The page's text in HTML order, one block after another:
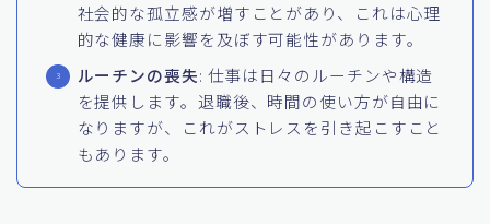
社会的な孤立感が増すことがあり、これは心理
的な健康に影響を及ぼす可能性があります。
ルーチンの喪失: 仕事は日々のルーチンや構造
を提供します。退職後、時間の使い方が自由に
なりますが、これがストレスを引き起こすこと
もあります。